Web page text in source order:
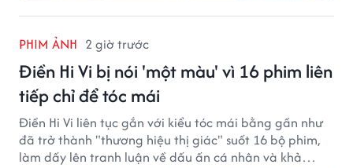
PHIM ẢNH 2 giờ trước
Điền Hi Vi bị nói 'một màu' vì 16 phim liên
tiếp chỉ để tóc mái
Điền Hi Vi liên tục gắn với kiểu tóc mái bằng gần như
đã trở thành "thương hiệu thị giác" suốt 16 bộ phim,
làm dấy lên tranh luận về dấu ấn cá nhân và khả